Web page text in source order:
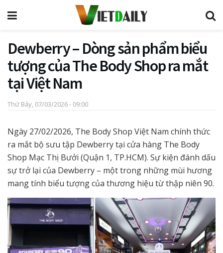
Dewberry – Dòng sản phẩm biểu
tượng của The Body Shop ra mắt
tại Việt Nam
Thứ Bảy, 07/03/2026 - 09:00
Ngày 27/02/2026, The Body Shop Việt Nam chính thức
ra mắt bộ sưu tập Dewberry tại cửa hàng The Body
Shop Mạc Thị Bưởi (Quận 1, TP.HCM). Sự kiện đánh dấu
sự trở lại của Dewberry – một trong những mùi hương
mang tính biểu tượng của thương hiệu từ thập niên 90.